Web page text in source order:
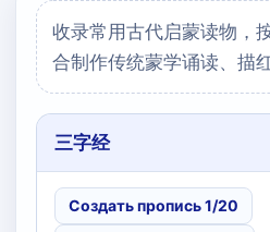
收录常用古代启蒙读物，
合制作传统蒙学诵读、描
三字经
Создать пропись 1/20